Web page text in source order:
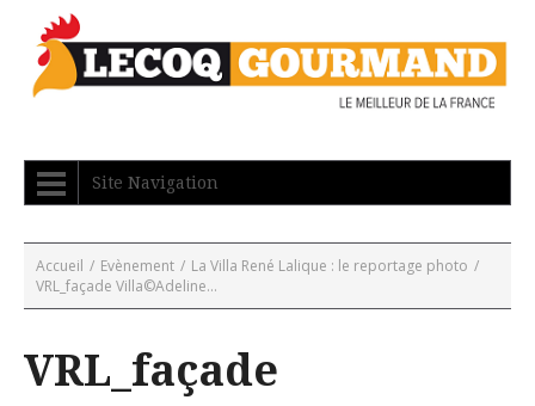
Site Navigation
Accueil / Evènement / La Villa René Lalique : le reportage photo /
VRL_façade Villa©Adeline...
VRL_façade